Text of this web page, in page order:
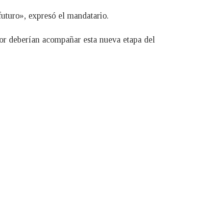
expresó el mandatario.
deberían acompañar esta nueva etapa del